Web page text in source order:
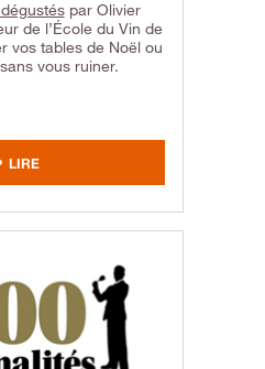
par Olivier
de l’École du Vin de
vos tables de Noël ou
vous ruiner.
LIRE